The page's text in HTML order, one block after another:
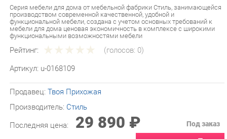
функциональной мебели, создана с учетом основных требований к
мебели для дома ценовая экономичность в комплексе с широкими
функциональными возможностями мебели
Рейтинг: (голосов:0)
Артикул: u-0168109
Производитель: Стиль
Последняя цена: 29 890 ₽
- ЗАКАЗАТЬ